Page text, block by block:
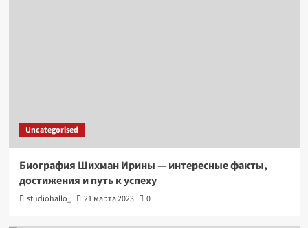
Uncategorised
Биография Шихман Ирины — интересные факты,
достижения и путь к успеху
studiohallo_ 21 марта 2023 0